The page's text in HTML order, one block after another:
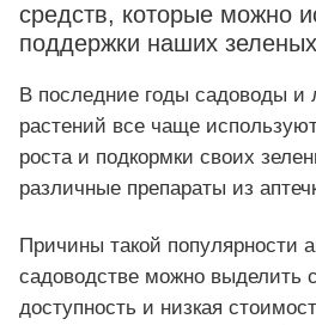
средств, которые можно
поддержки наших
В последние годы садоводы и
растений все чаще
роста и подкормки своих
различные препараты из
Причины такой популярности
садоводстве можно выделить
доступность и низкая